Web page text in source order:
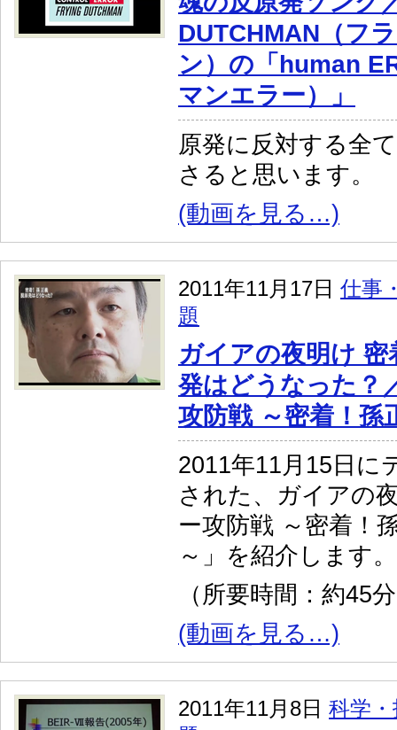
DUTCHMAN（フ
ン）の「human
マンエラー）」
原発に反対する全
さると思います。
(動画を見る…)
2011年11月17日 仕事
題
ガイアの夜明け 密
発はどうなった？
攻防戦 ～密着！孫
2011年11月15日に
された、ガイアの
ー攻防戦 ～密着！
～」を紹介します。
（所要時間：約45
(動画を見る…)
2011年11月8日 科学